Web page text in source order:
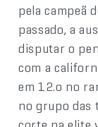
pela campeã
passado, a
disputar o
com a
em 12.o no
no grupo das